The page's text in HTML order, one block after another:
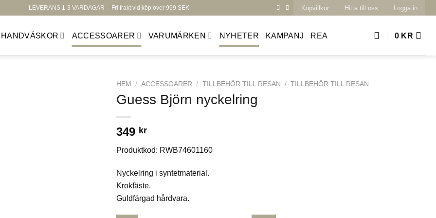
LEVERANS 1-3 VARDAGAR -- Fri frakt vid köp över 999 SEK Köpvillkor Hitta till oss Logga in
HANDVÄSKOR ACCESSOARER VARUMÄRKEN NYHETER KAMPANJ REA 0 KR
HEM / ACCESSOARER / TILLBEHÖR TILL RESAN / TILLBEHÖR TILL RESAN
Guess Björn nyckelring
349 kr
Produktkod: RWB74601160
Nyckelring i syntetmaterial.
Krokfäste.
Guldfärgad hårdvara.